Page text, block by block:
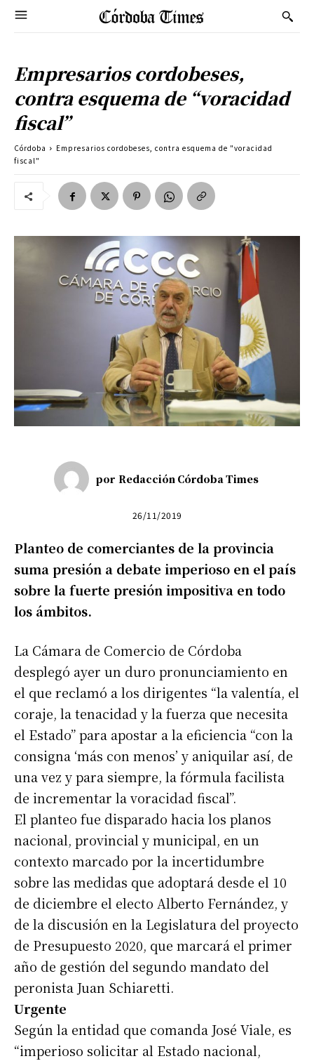
Empresarios cordobeses,
contra esquema de “voracidad
fiscal”
Córdoba
Empresarios cordobeses, contra esquema de "voracidad
fiscal"
por Redacción Córdoba Times
26/11/2019
Planteo de comerciantes de la provincia
suma presión a debate imperioso en el país
sobre la fuerte presión impositiva en todo
los ámbitos.
La Cámara de Comercio de Córdoba
desplegó ayer un duro pronunciamiento en
el que reclamó a los dirigentes “la valentía, el
coraje, la tenacidad y la fuerza que necesita
el Estado” para apostar a la eficiencia “con la
consigna ‘más con menos’ y aniquilar así, de
una vez y para siempre, la fórmula facilista
de incrementar la voracidad fiscal”.
El planteo fue disparado hacia los planos
nacional, provincial y municipal, en un
contexto marcado por la incertidumbre
sobre las medidas que adoptará desde el 10
de diciembre el electo Alberto Fernández, y
de la discusión en la Legislatura del proyecto
de Presupuesto 2020, que marcará el primer
año de gestión del segundo mandato del
peronista Juan Schiaretti.
Urgente
Según la entidad que comanda José Viale, es
“imperioso solicitar al Estado nacional,